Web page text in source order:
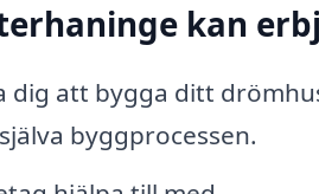
kan
dig att bygga ditt
byggprocessen.